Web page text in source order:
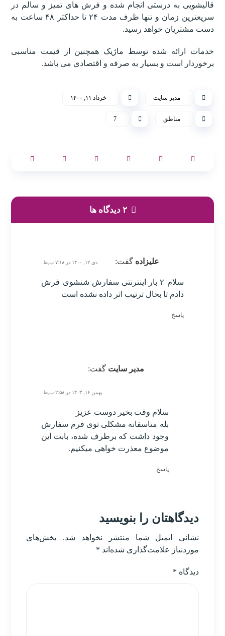
قالیشویی به درستی انجام شده و فرش های تمیز و سالم در
سریعترین زمان و تنها ظرف مدت ۲۴ تا حداکثر ۴۸ ساعت به
دست مشتریان خواهد رسید.
خدمات ارائه شده توسط ماژیک همچنین از قیمت مناسبی
برخوردار است و بسیار به صرفه و اقتصادی می باشد.
مدیر سایت خرداد ۱۱, ۱۴۰۰
مناطق 7
۲ دیدگاه ها
علیزاده گفت: دی ۱۲, ۱۴۰۰ در ۷:۱۸ ب٫ظ
سلام ۲ بار اینترنتی سفارش شتشوی فرش
دادم تا بحال ترتیب اثر داده نشده است
پاسخ
مدیر سایت گفت:
بهمن ۱۶, ۱۴۰۳ در ۲:۵۸ ب٫ظ
سلام وقت بخیر دوست عزیز
بله متاسفانه مشکلی توی فرم سفارش
وجود داشت که برطرف شده، بابت این
موضوع معذرت خواهی میکنیم.
پاسخ
دیدگاهتان را بنویسید
نشانی ایمیل شما منتشر نخواهد شد.
بخش‌های
موردنیاز علامت‌گذاری شده‌اند *
دیدگاه *